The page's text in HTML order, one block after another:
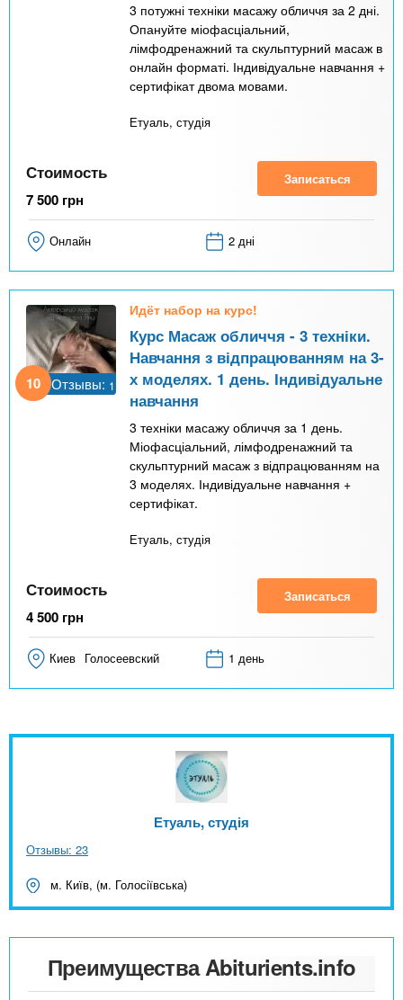
3 потужні техніки масажу обличчя за 2 дні.
Опануйте міофасціальний,
лімфодренажний та скульптурний масаж в
онлайн форматі. Індивідуальне навчання +
сертифікат двома мовами.
Етуаль, студія
Стоимость
7 500 грн
Записаться
Онлайн 2 дні
10 Отзывы: 1
Идёт набор на курс!
Курс Масаж обличчя - 3 техніки.
Навчання з відпрацюванням на 3-
х моделях. 1 день. Індивідуальне
навчання
3 техніки масажу обличчя за 1 день.
Міофасціальний, лімфодренажний та
скульптурний масаж з відпрацюванням на
3 моделях. Індивідуальне навчання +
сертифікат.
Етуаль, студія
Стоимость
4 500 грн
Записаться
Киев Голосеевский 1 день
Етуаль, студія
Отзывы: 23
м. Київ, (м. Голосіївська)
Преимущества Abiturients.info